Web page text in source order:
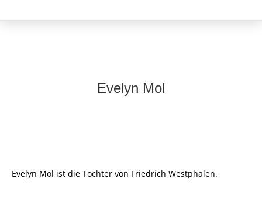
Evelyn Mol
Evelyn Mol ist die Tochter von Friedrich Westphalen.